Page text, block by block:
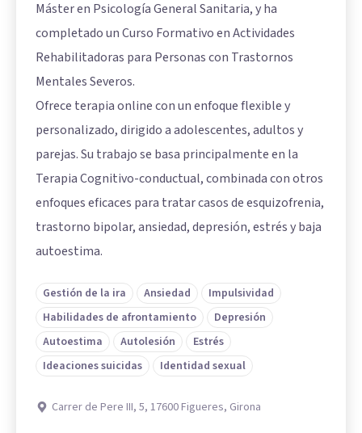
Máster en Psicología General Sanitaria, y ha
completado un Curso Formativo en Actividades
Rehabilitadoras para Personas con Trastornos
Mentales Severos.
Ofrece terapia online con un enfoque flexible y
personalizado, dirigido a adolescentes, adultos y
parejas. Su trabajo se basa principalmente en la
Terapia Cognitivo-conductual, combinada con otros
enfoques eficaces para tratar casos de esquizofrenia,
trastorno bipolar, ansiedad, depresión, estrés y baja
autoestima.
Gestión de la ira Ansiedad
Impulsividad
Habilidades de afrontamiento
Depresión
Autoestima
Autolesión
Estrés
Ideaciones suicidas
Identidad sexual
Carrer de Pere III, 5, 17600 Figueres, Girona